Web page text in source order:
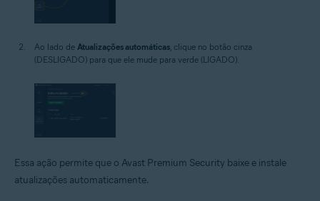
Ao lado de Atualizações automáticas, clique no botão cinza
(DESLIGADO) para que ele mude para verde (LIGADO).
Essa ação permite que o Avast Premium Security baixe e instale
atualizações automaticamente.